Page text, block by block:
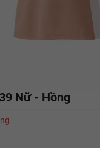
Nữ - Hồng